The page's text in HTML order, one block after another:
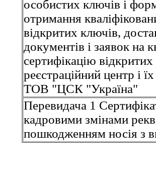
особистих ключів і
отримання
відкритих ключів,
документів і заявок на
сертифікацію
реєстраційний центр і
ТОВ "ЦСК "Україна"
Перевидача 1
кадровими змінами
пошкодженням носія з